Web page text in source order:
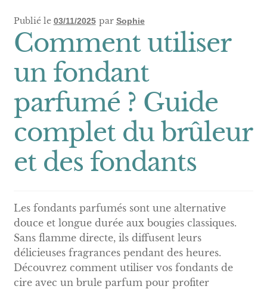
Publié le 03/11/2025 par Sophie
Comment utiliser
un fondant
parfumé ? Guide
complet du brûleur
et des fondants
Les fondants parfumés sont une alternative
douce et longue durée aux bougies classiques.
Sans flamme directe, ils diffusent leurs
délicieuses fragrances pendant des heures.
Découvrez comment utiliser vos fondants de
cire avec un brule parfum pour profiter